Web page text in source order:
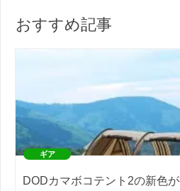
おすすめ記事
ギア
DODカマボコテント2の新色が